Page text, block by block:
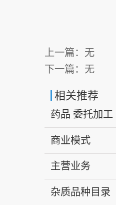
上一篇：无
下一篇：无
相关推荐
药品 委托加工
商业模式
主营业务
杂质品种目录